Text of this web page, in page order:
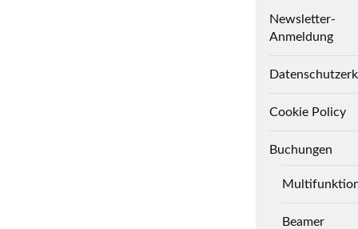
Newsletter-
Anmeldung
Cookie Policy
Buchungen
Beamer